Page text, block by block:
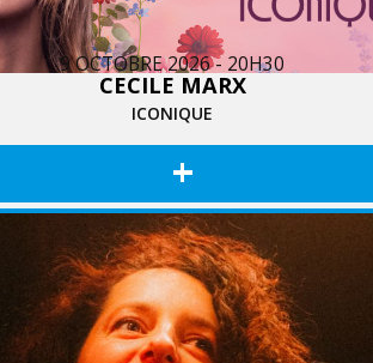
9 OCTOBRE 2026 - 20H30
CECILE MARX
ICONIQUE
+